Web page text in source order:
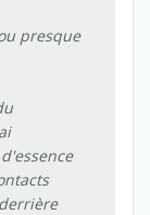
presque